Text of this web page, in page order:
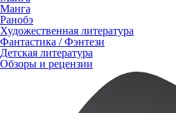
Манга
Ранобэ
Художественная литература
Фантастика / Фэнтези
Детская литература
Обзоры и рецензии